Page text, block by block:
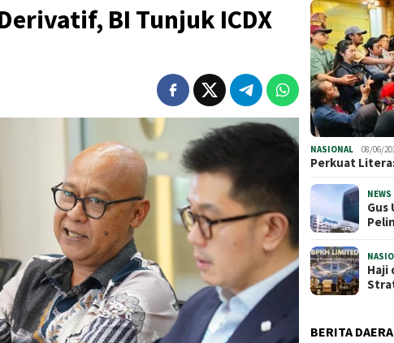
BI Tunjuk ICDX
NASIONAL 08/06/
Perkuat
NEWS
​Gus
Haji
BERITA